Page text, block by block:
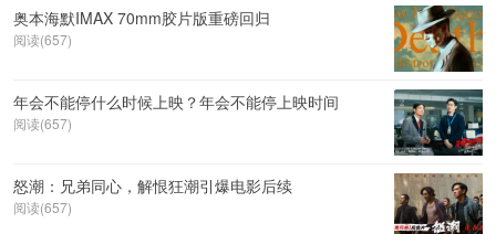
奥本海默IMAX 70mm胶片版重磅回归
阅读(657)
年会不能停什么时候上映？年会不能停上映时间
阅读(657)
怒潮：兄弟同心，解恨狂潮引爆电影后续
阅读(657)